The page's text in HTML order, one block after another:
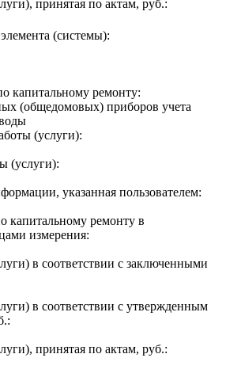
принятая по актам, руб.:
(системы):
капитальному ремонту:
(общедомовых) приборов учета
(услуги):
(услуги):
указанная пользователем:
капитальному ремонту в
измерения:
в соответствии с заключенными
в соответствии с утвержденным
принятая по актам, руб.: